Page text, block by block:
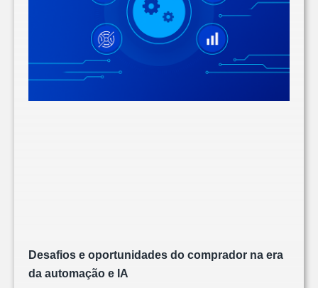
Desafios e oportunidades do comprador na era
da automação e IA